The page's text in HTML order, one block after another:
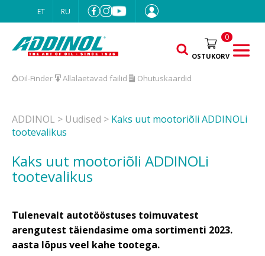
ET RU
OSTUKORV
0
Oil-Finder Allalaetavad failid Ohutuskaardid
ADDINOL > Uudised > Kaks uut mootoriõli ADDINOLi
tootevalikus
Kaks uut mootoriõli ADDINOLi
tootevalikus
Tulenevalt autotööstuses toimuvatest
arengutest täiendasime oma sortimenti 2023.
aasta lõpus veel kahe tootega.